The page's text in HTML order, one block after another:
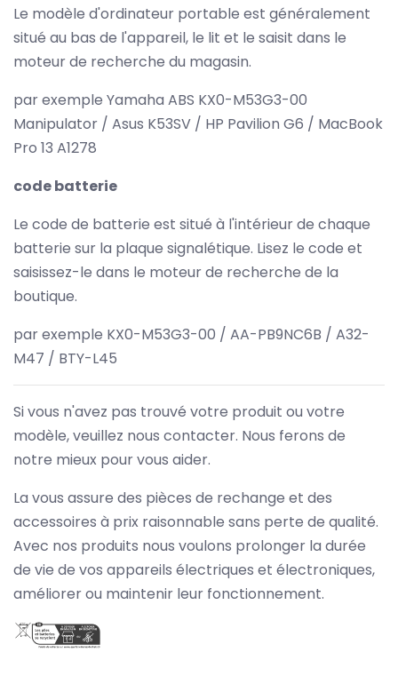
Le modèle d'ordinateur portable est généralement
situé au bas de l'appareil, le lit et le saisit dans le
moteur de recherche du magasin.
par exemple Yamaha ABS KX0-M53G3-00
Manipulator / Asus K53SV / HP Pavilion G6 / MacBook
Pro 13 A1278
code batterie
Le code de batterie est situé à l'intérieur de chaque
batterie sur la plaque signalétique. Lisez le code et
saisissez-le dans le moteur de recherche de la
boutique.
par exemple KX0-M53G3-00 / AA-PB9NC6B / A32-
M47 / BTY-L45
Si vous n'avez pas trouvé votre produit ou votre
modèle, veuillez nous contacter. Nous ferons de
notre mieux pour vous aider.
La vous assure des pièces de rechange et des
accessoires à prix raisonnable sans perte de qualité.
Avec nos produits nous voulons prolonger la durée
de vie de vos appareils électriques et électroniques,
améliorer ou maintenir leur fonctionnement.